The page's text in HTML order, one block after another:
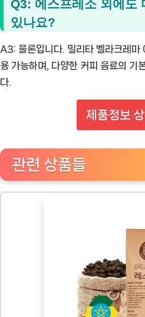
Q3: 에스프레소 외에도
있나요?
A3: 물론입니다. 밀리타 벨라크레마
용 가능하며, 다양한 커피 음료의 기
다.
제품정보 상
관련 상품들